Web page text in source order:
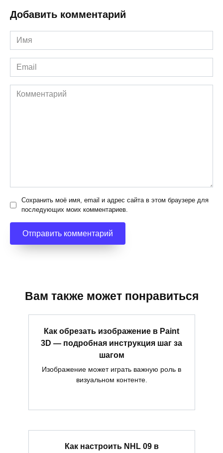
Добавить комментарий
Имя
*
Email
*
Комментарий
Сохранить моё имя, email и адрес сайта в этом браузере для
последующих моих комментариев.
Вам также может понравиться
Как обрезать изображение в Paint
3D — подробная инструкция шаг за
шагом
Изображение может играть важную роль в
визуальном контенте.
Как настроить NHL 09 в